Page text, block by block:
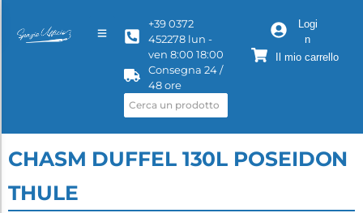
+39 0372
452278 lun -
ven 8:00 18:00
Consegna 24 /
48 ore
Logi
n
Il mio carrello
CHASM DUFFEL 130L POSEIDON
THULE